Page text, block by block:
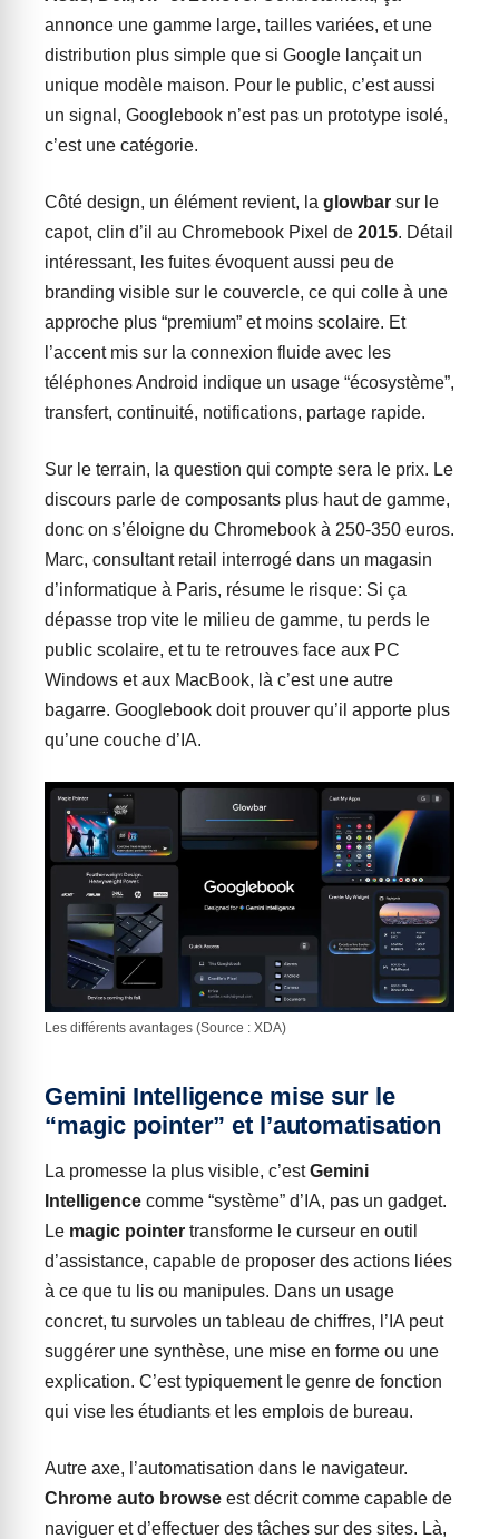
annonce une gamme large, tailles variées, et une
distribution plus simple que si Google lançait un
unique modèle maison. Pour le public, c’est aussi
un signal, Googlebook n’est pas un prototype isolé,
c’est une catégorie.
Côté design, un élément revient, la glowbar sur le
capot, clin d’il au Chromebook Pixel de 2015. Détail
intéressant, les fuites évoquent aussi peu de
branding visible sur le couvercle, ce qui colle à une
approche plus “premium” et moins scolaire. Et
l’accent mis sur la connexion fluide avec les
téléphones Android indique un usage “écosystème”,
transfert, continuité, notifications, partage rapide.
Sur le terrain, la question qui compte sera le prix. Le
discours parle de composants plus haut de gamme,
donc on s’éloigne du Chromebook à 250-350 euros.
Marc, consultant retail interrogé dans un magasin
d’informatique à Paris, résume le risque: Si ça
dépasse trop vite le milieu de gamme, tu perds le
public scolaire, et tu te retrouves face aux PC
Windows et aux MacBook, là c’est une autre
bagarre. Googlebook doit prouver qu’il apporte plus
qu’une couche d’IA.
Les différents avantages (Source : XDA)
Gemini Intelligence mise sur le
“magic pointer” et l’automatisation
La promesse la plus visible, c’estGemini
Intelligence comme “système” d’IA, pas un gadget.
Le magic pointer transforme le curseur en outil
d’assistance, capable de proposer des actions liées
à ce que tu lis ou manipules. Dans un usage
concret, tu survoles un tableau de chiffres, l’IA peut
suggérer une synthèse, une mise en forme ou une
explication. C’est typiquement le genre de fonction
qui vise les étudiants et les emplois de bureau.
Autre axe, l’automatisation dans le navigateur.
Chrome auto browse est décrit comme capable de
naviguer et d’effectuer des tâches sur des sites. Là,